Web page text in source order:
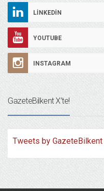
LINKEDIN
YOUTUBE
INSTAGRAM
GazeteBilkent X’te!
Tweets by GazeteBilkent